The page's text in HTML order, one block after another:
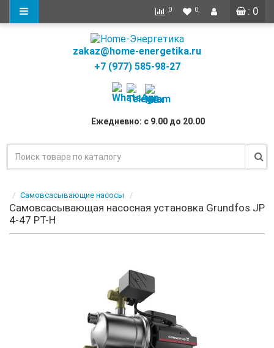
: 0
0 0
zakaz@home-energetika.ru
+7 (977) 585-98-27
Ежедневно: с 9.00 до 20.00
Самовсасывающие насосы
Самовсасывающая насосная установка Grundfos JP
4-47 PT-H